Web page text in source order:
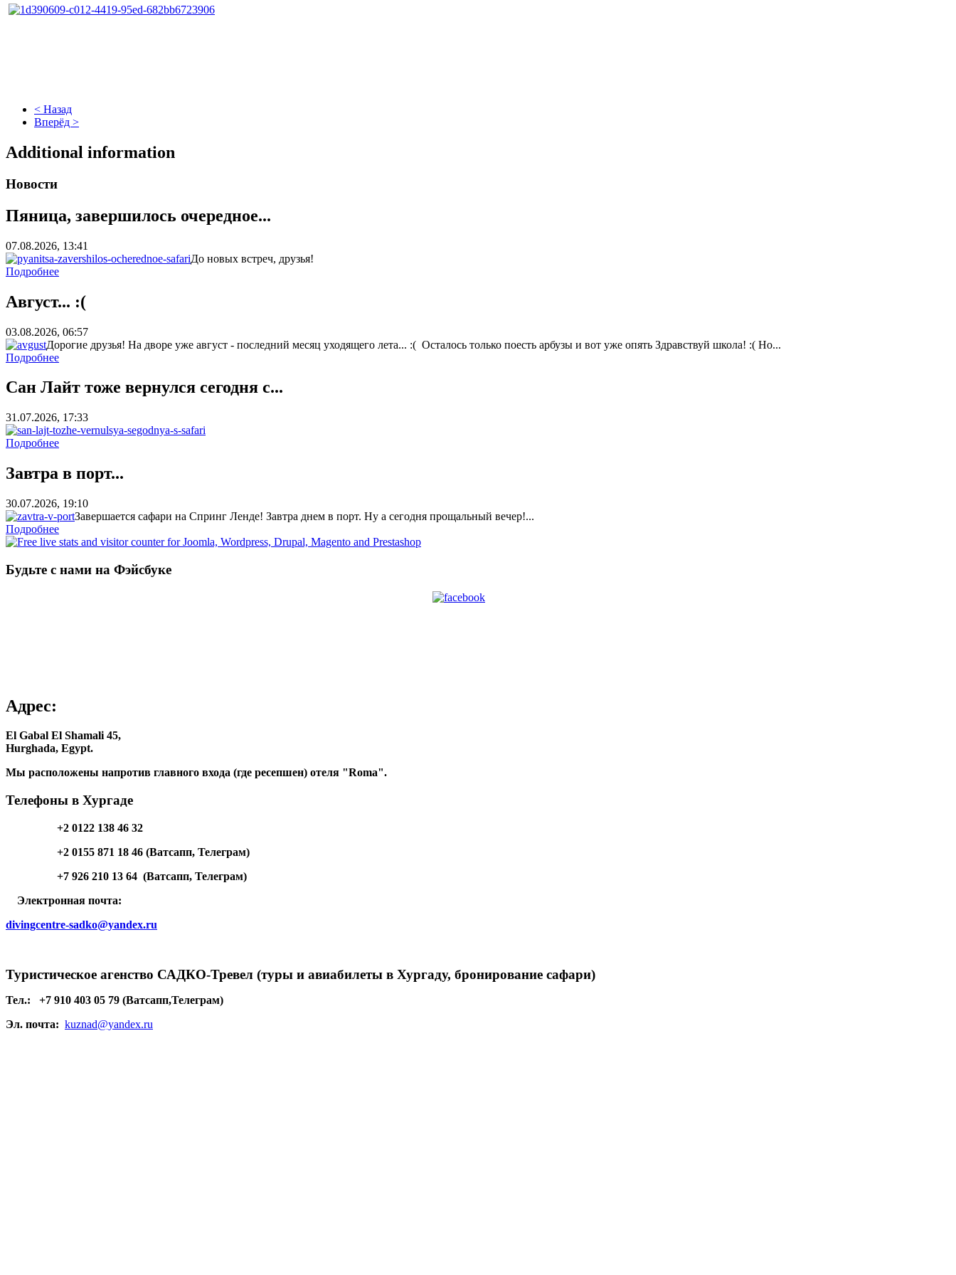
< Назад
Вперёд >
Additional information
Новости
Пяница, завершилось очередное...
07.08.2026, 13:41
До новых встреч, друзья!
Подробнее
Август... :(
03.08.2026, 06:57
Дорогие друзья! На дворе уже август - последний месяц уходящего лета... :( Осталось только поесть арбузы и вот уже опять Здравствуй школа! :( Но...
Подробнее
Сан Лайт тоже вернулся сегодня с...
31.07.2026, 17:33
Подробнее
Завтра в порт...
30.07.2026, 19:10
Завершается сафари на Спринг Ленде! Завтра днем в порт. Ну а сегодня прощальный вечер!...
Подробнее
Будьте с нами на Фэйсбуке
Адрес:
El Gabal El Shamali 45,
Hurghada, Egypt.
Мы расположены напротив главного входа (где ресепшен) отеля "Roma".
Телефоны в Хургаде
+2 0122 138 46 32
+2 0155 871 18 46 (Ватсапп, Телеграм)
+7 926 210 13 64 (Ватсапп, Телеграм)
Электронная почта:
divingcentre-sadko@yandex.ru
Туристическое агенство САДКО-Тревел (туры и авиабилеты в Хургаду, бронирование сафари)
Тел.:
+7 910 403 05 79 (Ватсапп,Телеграм)
Эл. почта: kuznad@yandex.ru